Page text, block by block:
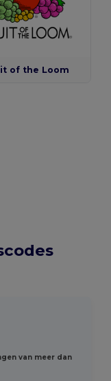
of the Loom
van meer dan